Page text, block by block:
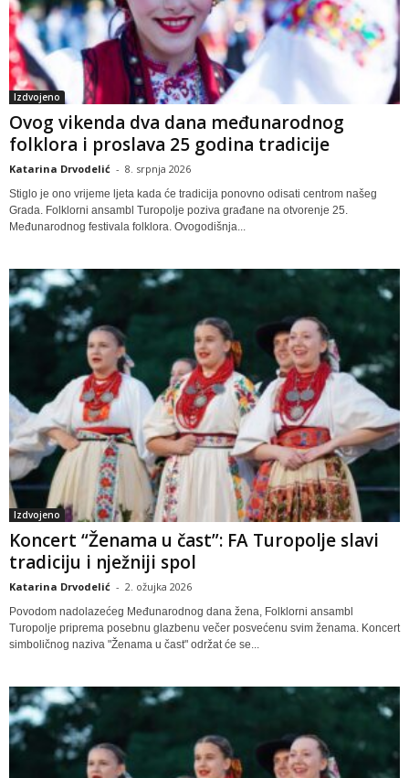
Izdvojeno
Ovog vikenda dva dana međunarodnog
folklora i proslava 25 godina tradicije
Katarina Drvodelić - 8. srpnja 2026
Stiglo je ono vrijeme ljeta kada će tradicija ponovno odisati centrom našeg
Grada. Folklorni ansambl Turopolje poziva građane na otvorenje 25.
Međunarodnog festivala folklora. Ovogodišnja...
Izdvojeno
Koncert “Ženama u čast”: FA Turopolje slavi
tradiciju i nježniji spol
Katarina Drvodelić - 2. ožujka 2026
Povodom nadolazećeg Međunarodnog dana žena, Folklorni ansambl
Turopolje priprema posebnu glazbenu večer posvećenu svim ženama. Koncert
simboličnog naziva "Ženama u čast" održat će se...